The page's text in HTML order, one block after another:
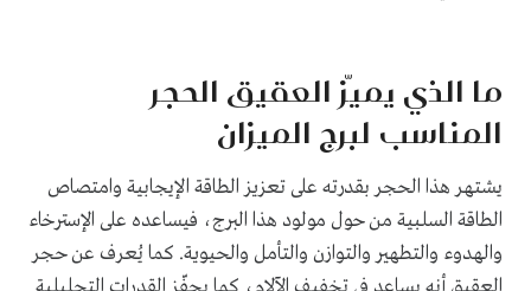
ما الذي يميّز العقيق الحجر
المناسب لبرج الميزان
يشتهر هذا الحجر بقدرته على تعزيز الطاقة الإيجابية وامتصاص
الطاقة السلبية من حول مولود هذا البرج، فيساعده على الإسترخاء
والهدوء والتطهير والتوازن والتأمل والحيوية. كما يُعرف عن حجر